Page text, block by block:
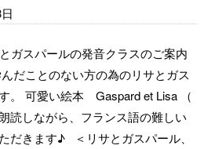
スパールの発音クラスのご案内
だことのない方の為のリサとガス
。 可愛い絵本 Gaspard et Lisa （
読しながら、フランス語の難しい
だきます♪ ＜リサとガスパール、